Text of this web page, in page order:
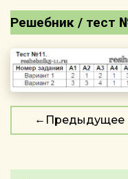
Решебник / тест
Предыдущее